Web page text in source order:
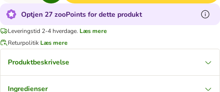
Optjen 27 zooPoints for dette produkt
Leveringstid 2-4 hverdage. Læs mere
Returpolitik Læs mere
Produktbeskrivelse
Ingredienser